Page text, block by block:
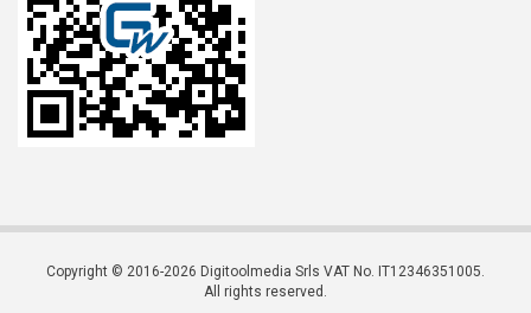
Copyright © 2016-2026 Digitoolmedia Srls VAT No. IT12346351005.
All rights reserved.